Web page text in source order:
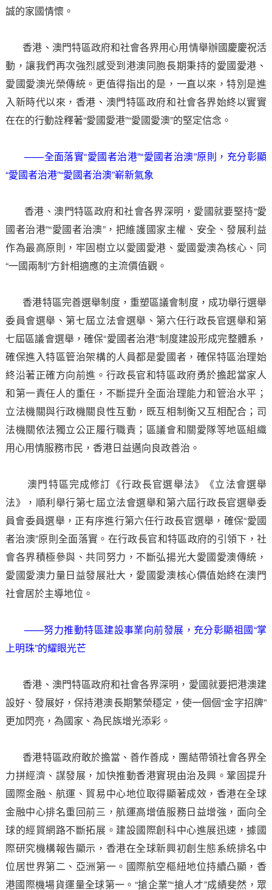
誠的家國情懷。
香港、澳門特區政府和社會各界用心用情舉辦國慶慶祝活
動，讓我們再次強烈感受到港澳同胞長期秉持的愛國愛港、
愛國愛澳光榮傳統。更值得指出的是，一直以來，特別是進
入新時代以來，香港、澳門特區政府和社會各界始終以實實
在在的行動詮釋著“愛國愛港”“愛國愛澳”的堅定信念。
——全面落實“愛國者治港”“愛國者治澳”原則，充分彰顯
“愛國者治港”“愛國者治澳”嶄新氣象
香港、澳門特區政府和社會各界深明，愛國就要堅持“愛
國者治港”“愛國者治澳”，把維護國家主權、安全、發展利益
作為最高原則，牢固樹立以愛國愛港、愛國愛澳為核心、同
“一國兩制”方針相適應的主流價值觀。
香港特區完善選舉制度，重塑區議會制度，成功舉行選舉
委員會選舉、第七屆立法會選舉、第六任行政長官選舉和第
七屆區議會選舉，確保“愛國者治港”制度建設形成完整體系，
確保進入特區管治架構的人員都是愛國者，確保特區治理始
終沿著正確方向前進。行政長官和特區政府勇於擔起當家人
和第一責任人的重任，不斷提升全面治理能力和管治水平；
立法機關與行政機關良性互動，既互相制衡又互相配合；司
法機關依法獨立公正履行職責；區議會和關愛隊等地區組織
用心用情服務市民，香港日益邁向良政善治。
澳門特區完成修訂《行政長官選舉法》《立法會選舉
法》，順利舉行第七屆立法會選舉和第六屆行政長官選舉委
員會委員選舉，正有序進行第六任行政長官選舉，確保“愛國
者治澳”原則全面落實。在行政長官和特區政府的引領下，社
會各界積極參與、共同努力，不斷弘揚光大愛國愛澳傳統，
愛國愛澳力量日益發展壯大，愛國愛澳核心價值始終在澳門
社會居於主導地位。
——努力推動特區建設事業向前發展，充分彰顯祖國“掌
上明珠”的耀眼光芒
香港、澳門特區政府和社會各界深明，愛國就要把港澳建
設好、發展好，保持港澳長期繁榮穩定，使一個個“金字招牌”
更加閃亮，為國家、為民族增光添彩。
香港特區政府敢於擔當、善作善成，團結帶領社會各界全
力拼經濟、謀發展，加快推動香港實現由治及興。鞏固提升
國際金融、航運、貿易中心地位取得顯著成效，香港在全球
金融中心排名重回前三，航運高增值服務日益增強，面向全
球的經貿網路不斷拓展。建設國際創科中心進展迅速，據國
際研究機構報告顯示，香港在全球新興初創生態系統排名中
位居世界第二、亞洲第一。國際航空樞紐地位持續凸顯，香
港國際機場貨運量全球第一。“搶企業”“搶人才”成績斐然，眾